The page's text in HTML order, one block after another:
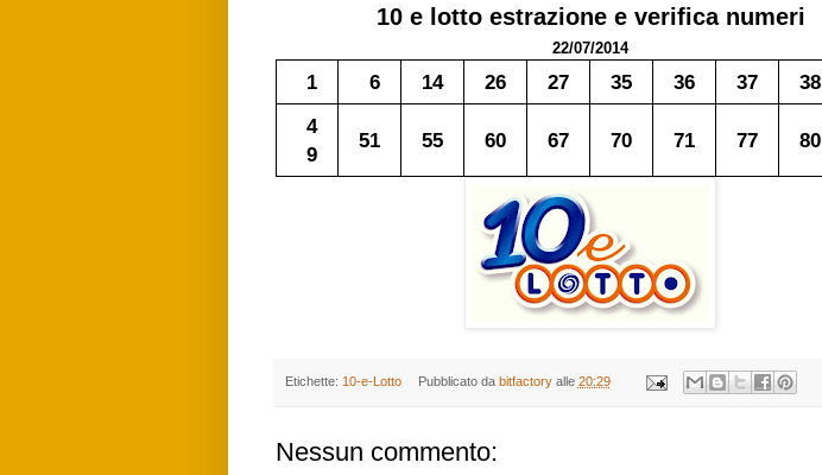
10 e lottoestrazione e verifica numeri
22/07/2014
1 6 14 26 27 35 36 37 38
4
9
51 55 60 67 70 71 77 80
Etichette: 10-e-Lotto Pubblicato da bitfactory alle 20:29
Nessun commento: